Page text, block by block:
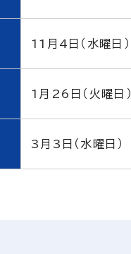
11月4日（水曜日）
1月26日（火曜日）
3月3日（水曜日）